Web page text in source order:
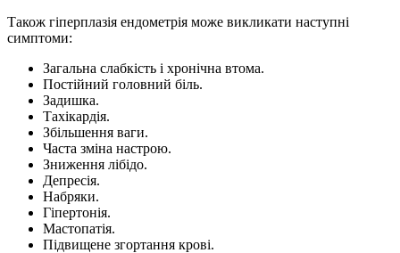
Також гіперплазія ендометрія може викликати наступні
симптоми:
Загальна слабкість і хронічна втома.
Постійний головний біль.
Задишка.
Тахікардія.
Збільшення ваги.
Часта зміна настрою.
Зниження лібідо.
Депресія.
Набряки.
Гіпертонія.
Мастопатія.
Підвищене згортання крові.